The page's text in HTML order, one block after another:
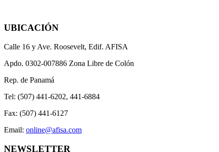
UBICACIÓN
Calle 16 y Ave. Roosevelt, Edif. AFISA
Apdo. 0302-007886 Zona Libre de Colón
Rep. de Panamá
Tel: (507) 441-6202, 441-6884
Fax: (507) 441-6127
Email: online@afisa.com
NEWSLETTER